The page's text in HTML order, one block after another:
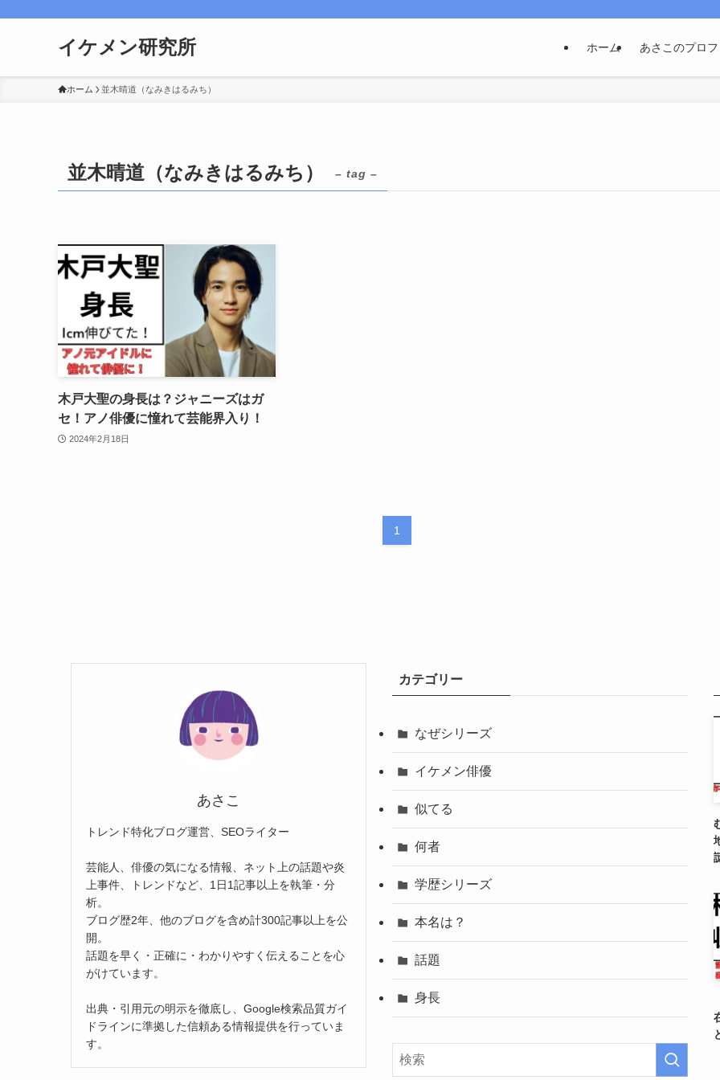
イケメン研究所 ホーム あさこのプロ
ホーム 並木晴道（なみきはるみち）
並木晴道（なみきはるみち） – tag –
木戸大聖の身長は？ジャニーズはガ
セ！アノ俳優に憧れて芸能界入り！
2024年2月18日
1
あさこ
トレンド特化ブログ運営、SEOライター
芸能人、俳優の気になる情報、ネット上の話題や炎
上事件、トレンドなど、1日1記事以上を執筆・分
析。
ブログ歴2年、他のブログを含め計300記事以上を公
開。
話題を早く・正確に・わかりやすく伝えることを心
がけています。
出典・引用元の明示を徹底し、Google検索品質ガイ
ドラインに準拠した信頼ある情報提供を行っていま
す。
カテゴリー
なぜシリーズ
イケメン俳優
似てる
何者
学歴シリーズ
本名は？
話題
身長